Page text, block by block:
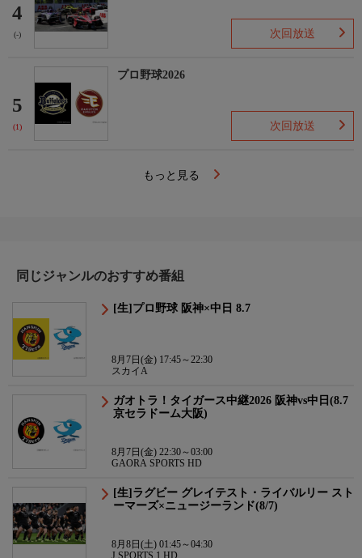
4
(-) 次回放送
5
(1)
プロ野球2026
次回放送
もっと見る
同じジャンルのおすすめ番組
[生]プロ野球 阪神×中日 8.7
8月7日(金) 17:45～22:30
スカイA
ガオトラ！タイガース中継2026 阪神vs中日(8.7
京セラドーム大阪)
8月7日(金) 22:30～03:00
GAORA SPORTS HD
[生]ラグビー グレイテスト・ライバルリー スト
ーマーズ×ニュージーランド(8/7)
8月8日(土) 01:45～04:30
J SPORTS 1 HD